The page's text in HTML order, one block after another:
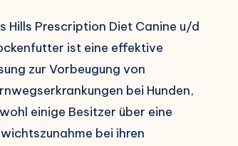
Hills Prescription Diet Canine u/d
ist eine effektive
zur Vorbeugung von
bei Hunden,
einige Besitzer über eine
bei ihren